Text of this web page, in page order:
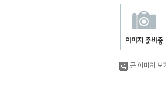
큰 이미지 보기